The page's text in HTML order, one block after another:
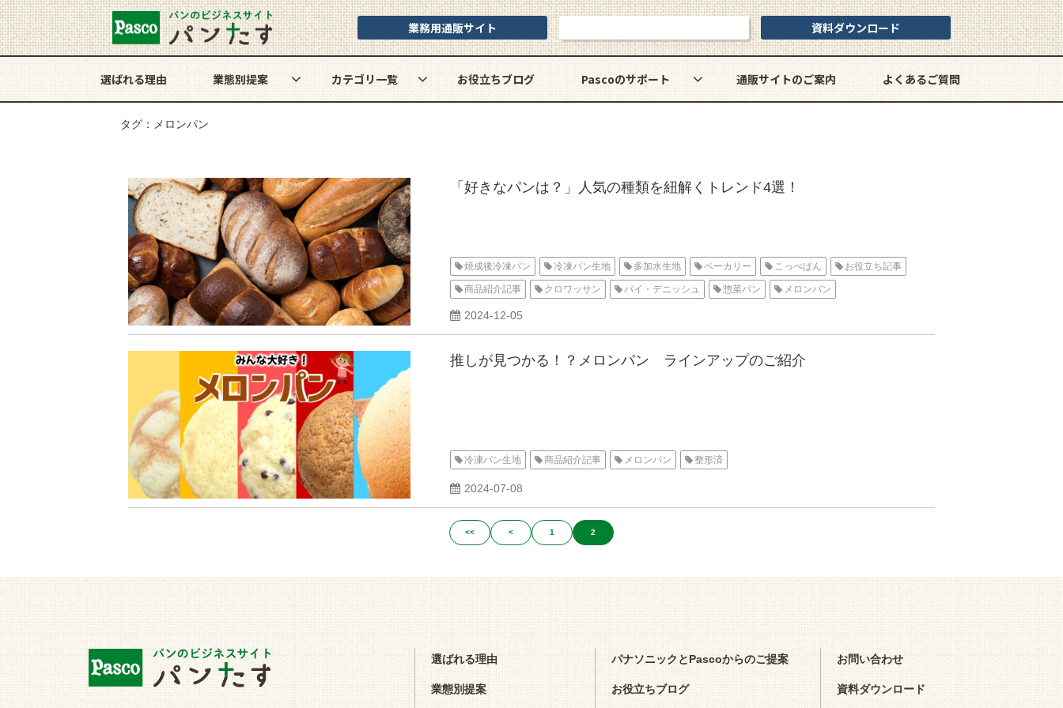
業務用通販サイト 資料ダウンロード
選ばれる理由 業態別提案 カテゴリ一覧 お役立ちブログ Pascoのサポート 通販サイトのご案内 よくあるご質問
タグ：メロンパン
「好きなパンは？」人気の種類を紐解くトレンド4選！
焼成後冷凍パン 冷凍パン生地 多加水生地 ベーカリー こっぺぱん お役立ち記事
商品紹介記事 クロワッサン パイ・デニッシュ 惣菜パン メロンパン
2024-12-05
推しが見つかる！？メロンパン ラインアップのご紹介
冷凍パン生地 商品紹介記事 メロンパン 整形済
2024-07-08
<< < 1 2
選ばれる理由
業態別提案
パナソニックとPascoからのご提案
お役立ちブログ
お問い合わせ
資料ダウンロード